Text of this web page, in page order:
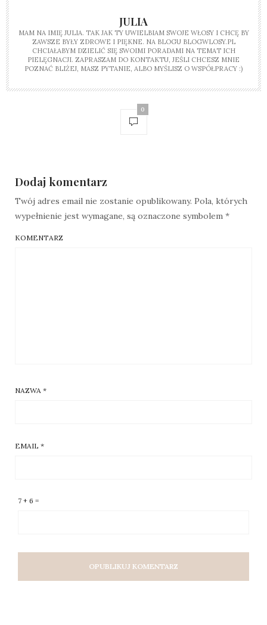
JULIA
MAM NA IMIĘ JULIA. TAK JAK TY UWIELBIAM SWOJE WŁOSY I CHCĘ BY
ZAWSZE BYŁY ZDROWE I PIĘKNE. NA BLOGU BLOGWLOSY.PL
CHCIAŁABYM DZIELIĆ SIĘ SWOIMI PORADAMI NA TEMAT ICH
PIELĘGNACJI. ZAPRASZAM DO KONTAKTU, JEŚLI CHCESZ MNIE
POZNAĆ BLIŻEJ, MASZ PYTANIE, ALBO MYŚLISZ O WSPÓŁPRACY :)
0
Dodaj komentarz
Twój adres email nie zostanie opublikowany. Pola, których
wypełnienie jest wymagane, są oznaczone symbolem *
KOMENTARZ
NAZWA *
EMAIL *
7 + 6 =